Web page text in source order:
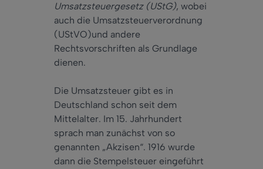
Umsatzsteuergesetz (UStG), wobei
auch die Umsatzsteuerverordnung
(UStVO)und andere
Rechtsvorschriften als Grundlage
dienen.
Die Umsatzsteuer gibt es in
Deutschland schon seit dem
Mittelalter. Im 15. Jahrhundert
sprach man zunächst von so
genannten „Akzisen“. 1916 wurde
dann die Stempelsteuer eingeführt